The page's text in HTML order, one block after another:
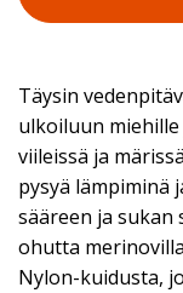
Täysin
ulkoiluun
viileissä ja
pysyä lämpiminä
sääreen ja
ohutta
Nylon-kuidusta,